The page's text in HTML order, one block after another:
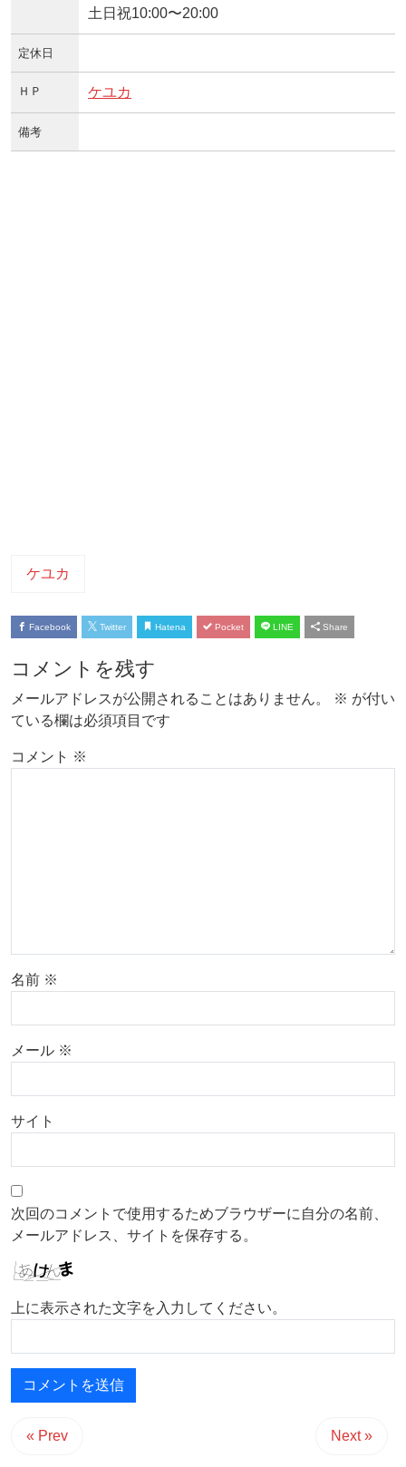
土日祝10:00〜20:00
定休日
ＨＰ ケユカ
備考
ケユカ
Facebook Twitter Hatena Pocket LINE Share
コメントを残す
メールアドレスが公開されることはありません。 ※ が付い
ている欄は必須項目です
コメント ※
名前 ※
メール ※
サイト
次回のコメントで使用するためブラウザーに自分の名前、
メールアドレス、サイトを保存する。
上に表示された文字を入力してください。
« Prev Next »